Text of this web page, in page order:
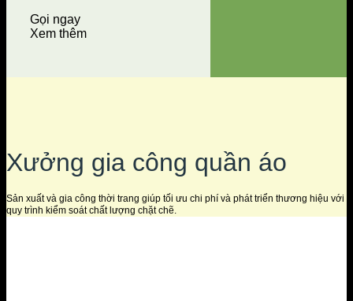
Gọi ngay
Xem thêm
Xưởng gia công quần áo
Sản xuất và gia công thời trang giúp tối ưu chi phí và phát triển thương hiệu với
quy trình kiểm soát chất lượng chặt chẽ.